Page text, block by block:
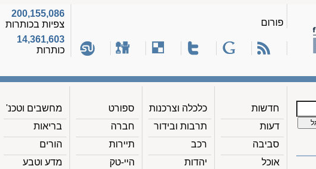
פורום
200,155,086
צפיות בכותרות
14,361,603
כותרות
חדשות
דעות
סביבה
אוכל
כלכלה וצרכנות
תרבות ובידור
רכב
יהדות
ספורט
חברה
תיירות
היי-טק
מחשבים וטכנ'
בריאות
הורים
מדע וטבע